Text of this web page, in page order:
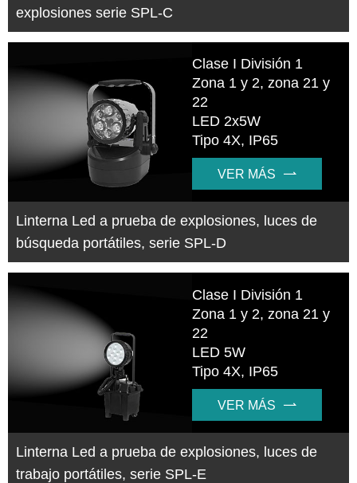
explosiones serie SPL-C
Clase I División 1
Zona 1 y 2, zona 21 y
22
LED 2x5W
Tipo 4X, IP65
VER MÁS 
Linterna Led a prueba de explosiones, luces de
búsqueda portátiles, serie SPL-D
Clase I División 1
Zona 1 y 2, zona 21 y
22
LED 5W
Tipo 4X, IP65
VER MÁS 
Linterna Led a prueba de explosiones, luces de
trabajo portátiles, serie SPL-E